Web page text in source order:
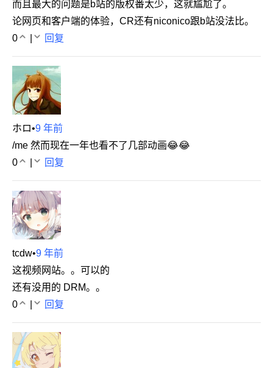
而且最大的问题是b站的版权番太少，这就尴尬了。
论网页和客户端的体验，CR还有niconico跟b站没法比。
0
回复
ホロ•9 年前
/me 然而现在一年也看不了几部动画😂😂
0
回复
tcdw•9 年前
这视频网站。。可以的
还有没用的 DRM。。
0
回复